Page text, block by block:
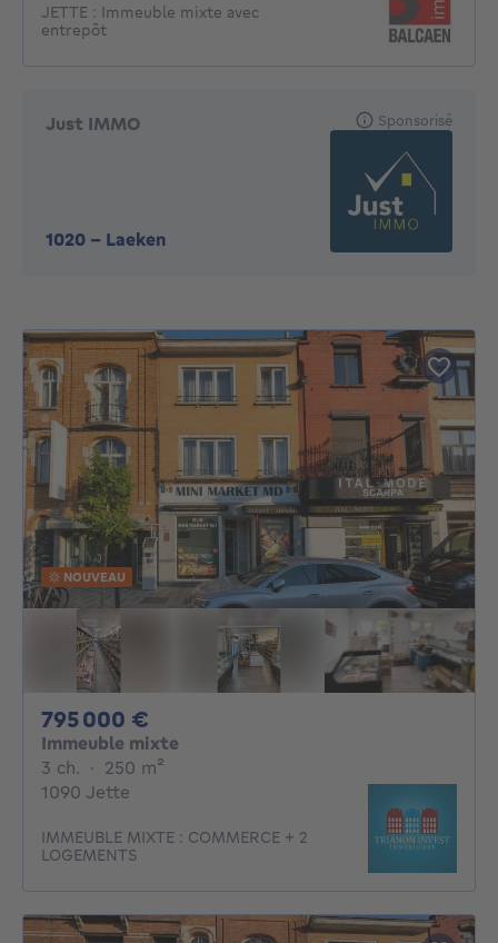
JETTE : Immeuble mixte avec
entrepôt
Just IMMO
1020 - Laeken
Sponsorisé
NOUVEAU
795 000 €
Immeuble mixte
3 ch. 3 chambres
· 250 m²
1090 Jette
IMMEUBLE MIXTE : COMMERCE + 2
LOGEMENTS